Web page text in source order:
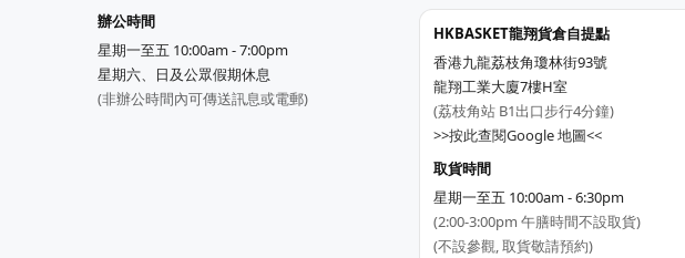
辦公時間
星期一至五 10:00am - 7:00pm
星期六、日及公眾假期休息
(非辦公時間內可傳送訊息或電郵)
HKBASKET龍翔貨倉自提點
香港九龍荔枝角瓊林街93號
龍翔工業大廈7樓H室
(荔枝角站 B1出口步行4分鐘)
>>按此查閱Google 地圖<<
取貨時間
星期一至五 10:00am - 6:30pm
(2:00-3:00pm 午膳時間不設取貨)
(不設參觀, 取貨敬請預約)